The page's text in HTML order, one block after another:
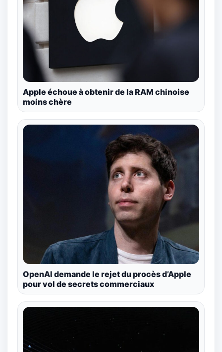
Apple échoue à obtenir de la RAM chinoise
moins chère
OpenAI demande le rejet du procès d’Apple
pour vol de secrets commerciaux